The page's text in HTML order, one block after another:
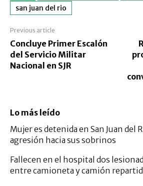
san juan del rio
Previous article
Concluye Primer Escalón
del Servicio Militar
Nacional en SJR
Lo más leído
Mujer es detenida en San Juan del
agresión hacia sus sobrinos
Fallecen en el hospital dos
entre camioneta y camión